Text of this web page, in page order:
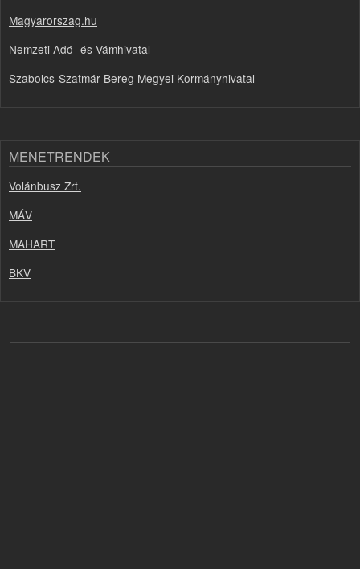
Magyarorszag.hu
Nemzeti Adó- és Vámhivatal
Szabolcs-Szatmár-Bereg Megyei Kormányhivatal
MENETRENDEK
Volánbusz Zrt.
MÁV
MAHART
BKV